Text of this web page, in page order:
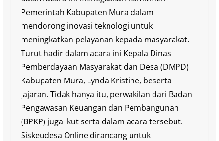
Pemerintah Kabupaten Mura dalam
mendorong inovasi teknologi untuk
meningkatkan pelayanan kepada masyarakat.
Turut hadir dalam acara ini Kepala Dinas
Pemberdayaan Masyarakat dan Desa (DMPD)
Kabupaten Mura, Lynda Kristine, beserta
jajaran. Tidak hanya itu, perwakilan dari Badan
Pengawasan Keuangan dan Pembangunan
(BPKP) juga ikut serta dalam acara tersebut.
Siskeudesa Online dirancang untuk